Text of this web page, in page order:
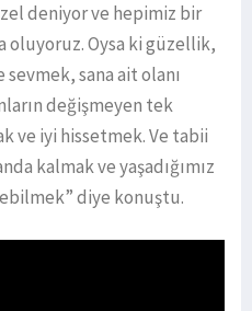
deniyor ve hepimiz bir
oluyoruz. Oysa ki güzellik,
sana ait olanı
değişmeyen tek
ve iyi hissetmek. Ve tabii
kalmak ve yaşadığımız
diye konuştu.